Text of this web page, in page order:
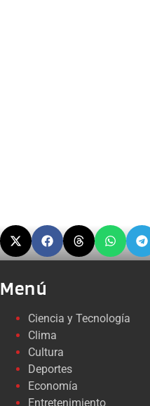
Menú
Ciencia y Tecnología
Clima
Cultura
Deportes
Economía
Entretenimiento